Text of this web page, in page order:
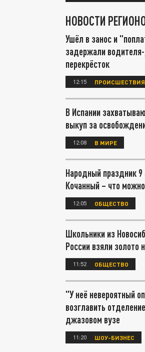
НОВОСТИ
Ушёл в занос и
задержали
перекрёсток
12:15 ПРОИСШЕСТВИЯ
В Испании
выкуп за
12:08 В МИРЕ
Народный праздник 9
Кочанный – что
12:05 ОБЩЕСТВО
Школьники из
России взяли золото
11:52 ОБЩЕСТВО
"У неё невероятный
возглавить
джазовом вузе
11:20 ШОУ-БИЗНЕС